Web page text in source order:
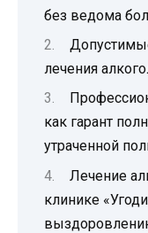
без ведома
лечения
как гарант
утраченной
Лечение
клинике